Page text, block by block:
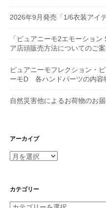
2026年9月発売「1/6衣装アイ
「ピュアニーモ2エモーショ
ア店頭販売方法についてのご
ピュアニーモフレクション・
ーモD 各ハンドパーツの内容
自然災害他によるお荷物のお
アーカイブ
ア
イ
カテゴリー
カ